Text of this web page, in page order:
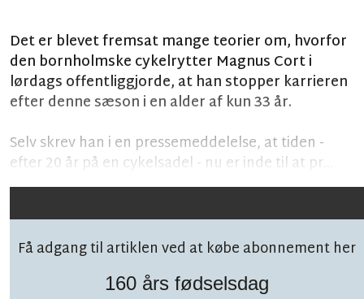
Det er blevet fremsat mange teorier om, hvorfor
den bornholmske cykelrytter Magnus Cort i
lørdags offentliggjorde, at han stopper karrieren
efter denne sæson i en alder af kun 33 år.
Selv skrev han i en pressemeddelelse, at tiden -
efter 20 år på en cykelsadel - nu er inde til at pr...
Få adgang til artiklen ved at købe abonnement her
160 års fødselsdag